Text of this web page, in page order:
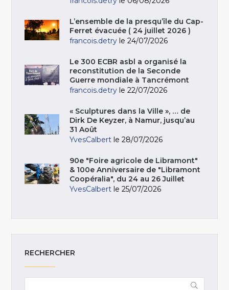
L’ensemble de la presqu’île du Cap-
Ferret évacuée ( 24 juillet 2026 )
francois.detry le 24/07/2026
Le 300 ECBR asbl a organisé la
reconstitution de la Seconde
Guerre mondiale à Tancrémont
francois.detry le 22/07/2026
« Sculptures dans la Ville », … de
Dirk De Keyzer, à Namur, jusqu’au
31 Août
YvesCalbert le 28/07/2026
90e "Foire agricole de Libramont"
& 100e Anniversaire de "Libramont
Coopéralia", du 24 au 26 Juillet
YvesCalbert le 25/07/2026
RECHERCHER